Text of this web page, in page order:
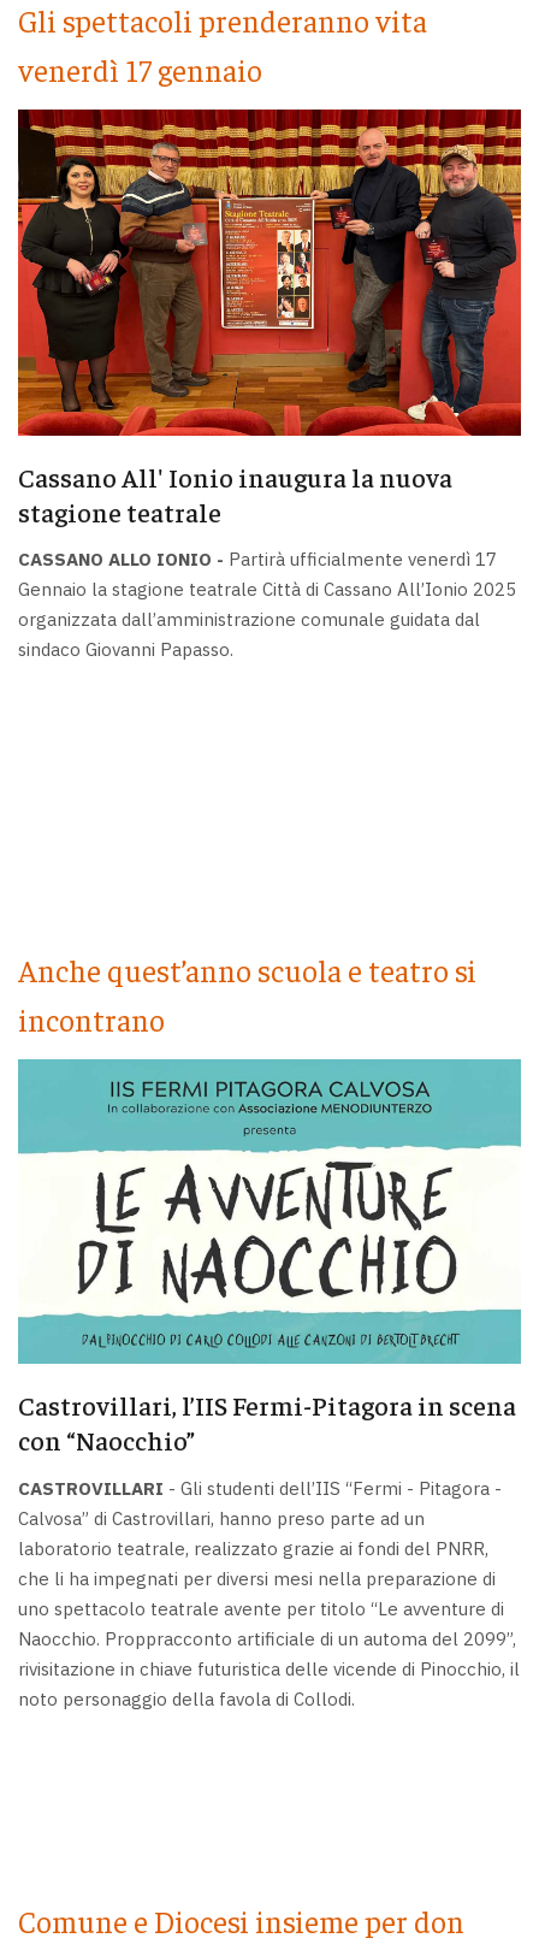
Gli spettacoli prenderanno vita
venerdì 17 gennaio
Cassano All' Ionio inaugura la nuova
stagione teatrale
CASSANO ALLO IONIO - Partirà ufficialmente venerdì 17
Gennaio la stagione teatrale Città di Cassano All’Ionio 2025
organizzata dall’amministrazione comunale guidata dal
sindaco Giovanni Papasso.
Anche quest’anno scuola e teatro si
incontrano
Castrovillari, l’IIS Fermi-Pitagora in scena
con “Naocchio”
CASTROVILLARI - Gli studenti dell’IIS “Fermi - Pitagora -
Calvosa” di Castrovillari, hanno preso parte ad un
laboratorio teatrale, realizzato grazie ai fondi del PNRR,
che li ha impegnati per diversi mesi nella preparazione di
uno spettacolo teatrale avente per titolo “Le avventure di
Naocchio. Proppracconto artificiale di un automa del 2099”,
rivisitazione in chiave futuristica delle vicende di Pinocchio, il
noto personaggio della favola di Collodi.
Comune e Diocesi insieme per don